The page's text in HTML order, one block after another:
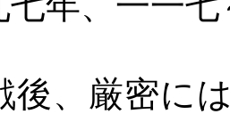
、厳密に